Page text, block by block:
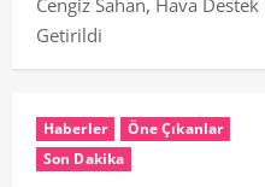
Cengiz Sahan, Hava Destek
Getirildi
Haberler
Öne Çıkanlar
Son Dakika